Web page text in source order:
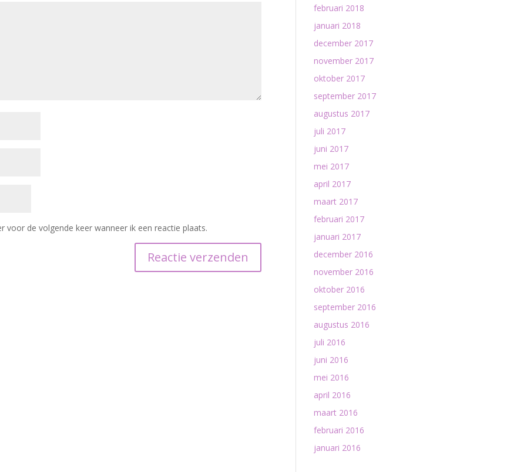
de volgende keer wanneer ik een reactie plaats.
februari 2018
januari 2018
december 2017
november 2017
oktober 2017
september 2017
augustus 2017
juli 2017
juni 2017
mei 2017
april 2017
maart 2017
februari 2017
januari 2017
december 2016
november 2016
oktober 2016
september 2016
augustus 2016
juli 2016
juni 2016
mei 2016
april 2016
maart 2016
februari 2016
januari 2016